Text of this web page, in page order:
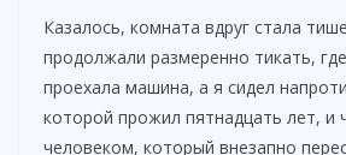
Казалось, комната вдруг стала
продолжали размеренно тикать,
проехала машина, а я сидел
которой прожил пятнадцать лет, и
человеком, который внезапно